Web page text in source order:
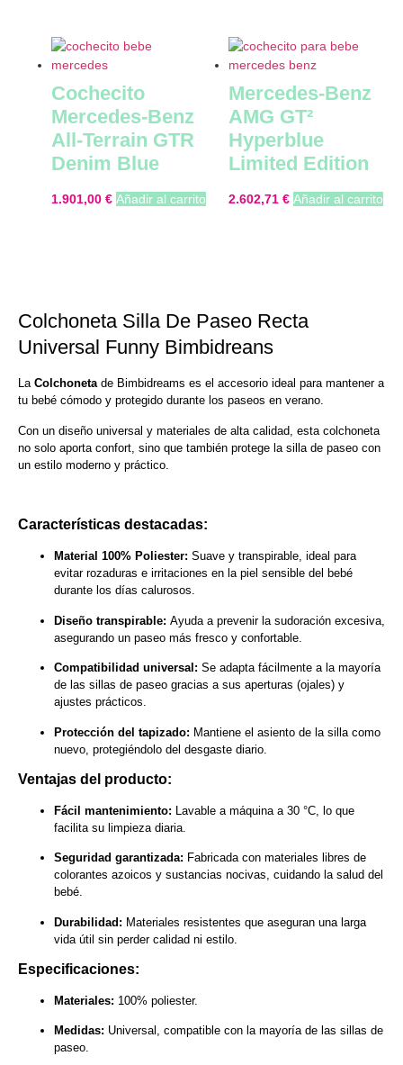
Cochecito
Mercedes-Benz
All-Terrain GTR
Denim Blue
1.901,00 € Añadir al carrito
Mercedes-Benz
AMG GT²
Hyperblue
Limited Edition
2.602,71 € Añadir al carrito
Colchoneta Silla De Paseo Recta
Universal Funny Bimbidreans
La Colchoneta de Bimbidreams es el accesorio ideal para mantener a
tu bebé cómodo y protegido durante los paseos en verano.
Con un diseño universal y materiales de alta calidad, esta colchoneta
no solo aporta confort, sino que también protege la silla de paseo con
un estilo moderno y práctico.
Características destacadas:
Material 100% Poliester: Suave y transpirable, ideal para
evitar rozaduras e irritaciones en la piel sensible del bebé
durante los días calurosos.
Diseño transpirable: Ayuda a prevenir la sudoración excesiva,
asegurando un paseo más fresco y confortable.
Compatibilidad universal: Se adapta fácilmente a la mayoría
de las sillas de paseo gracias a sus aperturas (ojales) y
ajustes prácticos.
Protección del tapizado: Mantiene el asiento de la silla como
nuevo, protegiéndolo del desgaste diario.
Ventajas del producto:
Fácil mantenimiento: Lavable a máquina a 30 °C, lo que
facilita su limpieza diaria.
Seguridad garantizada: Fabricada con materiales libres de
colorantes azoicos y sustancias nocivas, cuidando la salud del
bebé.
Durabilidad: Materiales resistentes que aseguran una larga
vida útil sin perder calidad ni estilo.
Especificaciones:
Materiales: 100% poliester.
Medidas: Universal, compatible con la mayoría de las sillas de
paseo.